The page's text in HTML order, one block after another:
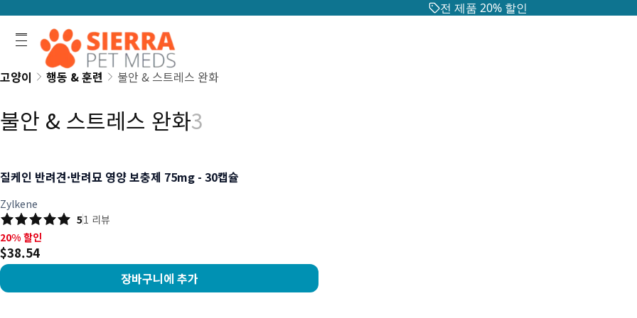
전 제품 20% 할인
고양이 행동 & 훈련 불안 & 스트레스 완화
불안 & 스트레스 완화3
질케인 반려견·반려묘 영양 보충제 75mg - 30캡슐
Zylkene
51 리뷰
20% 할인, $38.54
20% 할인
$38.54
장바구니에 추가